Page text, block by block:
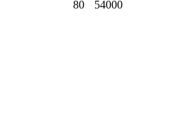
80 54000